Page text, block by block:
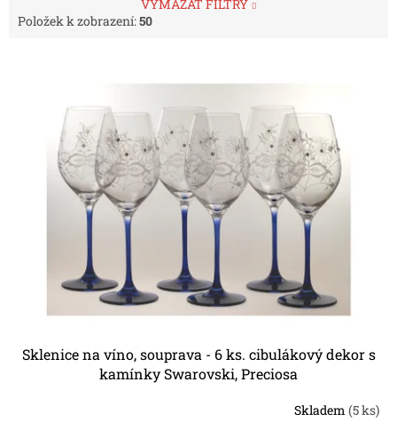
VYMAZAT FILTRY
Položek k zobrazení:50
Sklenice na víno, souprava - 6 ks. cibulákový dekor s
kamínky Swarovski, Preciosa
Skladem(5 ks)